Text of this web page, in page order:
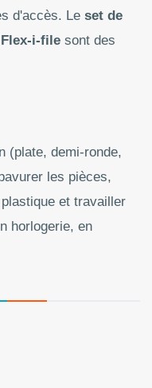
d'accès. Le set de
i-file sont des
(plate, demi-ronde,
les pièces,
et travailler
horlogerie, en